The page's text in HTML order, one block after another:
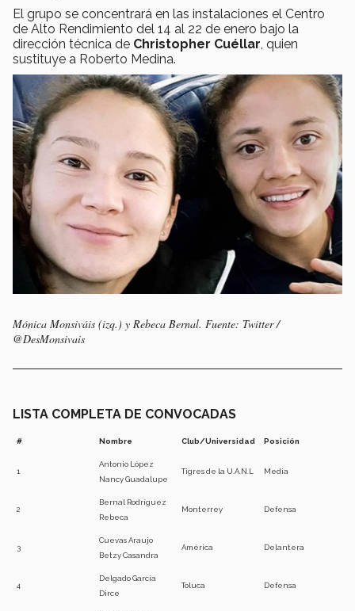
El grupo se concentrará en las instalaciones el Centro
de Alto Rendimiento del 14 al 22 de enero bajo la
dirección técnica de Christopher Cuéllar, quien
sustituye a Roberto Medina.
Mónica Monsiváis (izq.) y Rebeca Bernal. Fuente: Twitter /
@DesMonsivais
LISTA COMPLETA DE CONVOCADAS
# Nombre Club/Universidad Posición
1
Antonio López
Nancy Guadalupe
Tigres de la U.A.N.L Media
2
Bernal Rodríguez
Rebeca
Monterrey Defensa
3
Cuevas Araujo
Betzy Casandra
América Delantera
4
Delgado García
Dirce
Toluca Defensa